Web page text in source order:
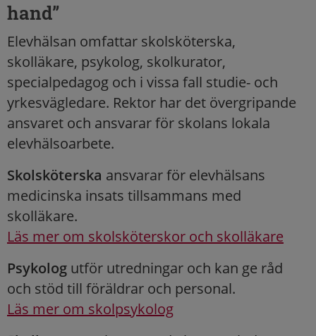
hand”
Elevhälsan omfattar skolsköterska,
skolläkare, psykolog, skolkurator,
specialpedagog och i vissa fall studie- och
yrkesvägledare. Rektor har det övergripande
ansvaret och ansvarar för skolans lokala
elevhälsoarbete.
Skolsköterska ansvarar för elevhälsans
medicinska insats tillsammans med
skolläkare.
Läs mer om skolsköterskor och skolläkare
Psykolog utför utredningar och kan ge råd
och stöd till föräldrar och personal.
Läs mer om skolpsykolog